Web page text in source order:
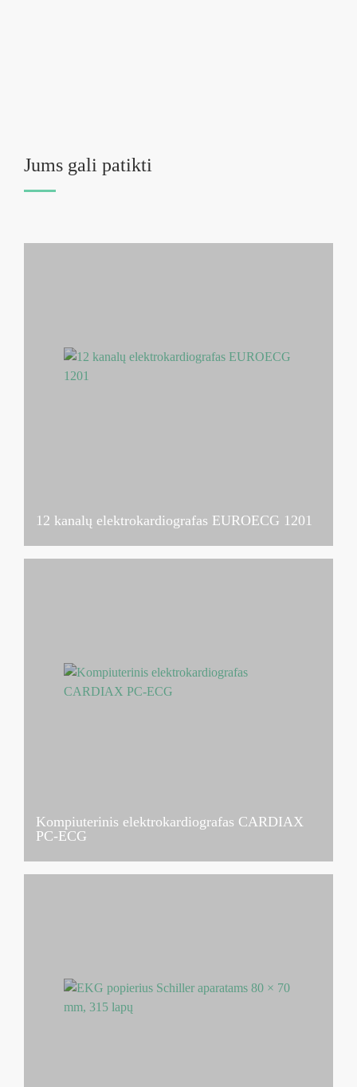
Jums gali patikti
12 kanalų elektrokardiografas EUROECG 1201
Kompiuterinis elektrokardiografas CARDIAX
PC-ECG